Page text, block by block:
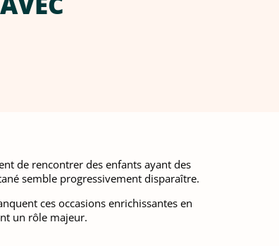
de rencontrer des enfants ayant des
semble progressivement disparaître.
ces occasions enrichissantes en
un rôle majeur.